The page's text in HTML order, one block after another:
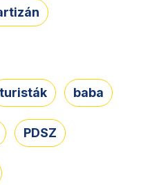
turisták baba
PDSZ